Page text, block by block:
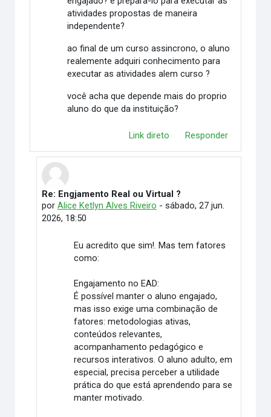
atividades propostas de maneira
independente?
ao final de um curso assincrono, o aluno
realemente adquiri conhecimento para
executar as atividades alem curso ?
você acha que depende mais do proprio
aluno do que da instituição?
Link direto Responder
Em resposta à Fabio de Lima Morais
Re: Engjamento Real ou Virtual ?
por Alice Ketlyn Alves Riveiro - sábado, 27 jun.
2026, 18:50
Eu acredito que sim!. Mas tem fatores
como:
Engajamento no EAD:
É possível manter o aluno engajado,
mas isso exige uma combinação de
fatores: metodologias ativas,
conteúdos relevantes,
acompanhamento pedagógico e
recursos interativos. O aluno adulto, em
especial, precisa perceber a utilidade
prática do que está aprendendo para se
manter motivado.